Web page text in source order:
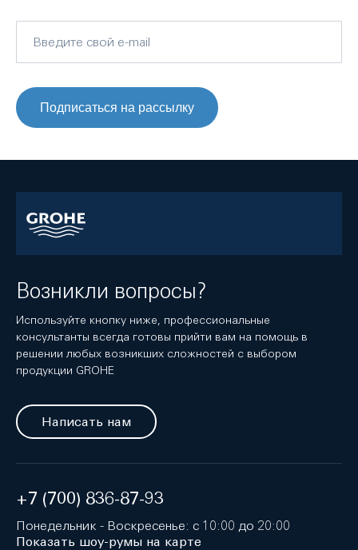
Подписаться на рассылку
Возникли вопросы?
Используйте кнопку ниже, профессиональные
консультанты всегда готовы прийти вам на помощь в
решении любых возникших сложностей с выбором
продукции GROHE
Написать нам
+7 (700) 836-87-93
Понедельник - Воскресенье: с 10:00 до 20:00
Показать шоу-румы на карте